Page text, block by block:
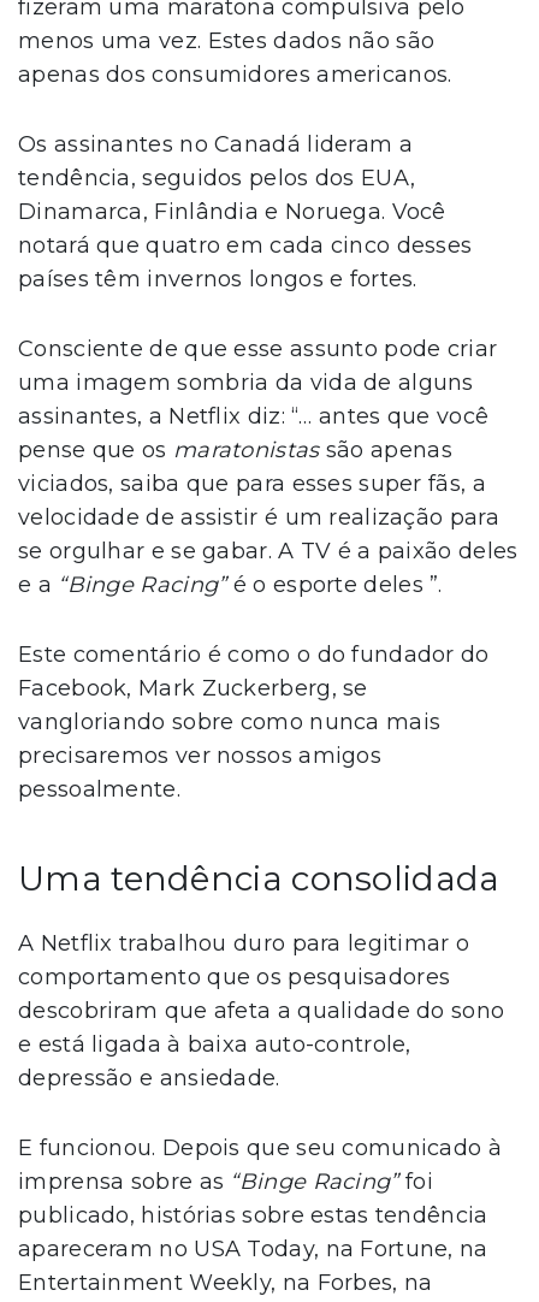
fizeram uma maratona compulsiva pelo
menos uma vez. Estes dados não são
apenas dos consumidores americanos.
Os assinantes no Canadá lideram a
tendência, seguidos pelos dos EUA,
Dinamarca, Finlândia e Noruega. Você
notará que quatro em cada cinco desses
países têm invernos longos e fortes.
Consciente de que esse assunto pode criar
uma imagem sombria da vida de alguns
assinantes, a Netflix diz: “… antes que você
pense que os maratonistassão apenas
viciados, saiba que para esses super fãs, a
velocidade de assistir é um realização para
se orgulhar e se gabar. A TV é a paixão deles
e a “Binge Racing”é o esporte deles ”.
Este comentário é como o do fundador do
Facebook, Mark Zuckerberg, se
vangloriando sobre como nunca mais
precisaremos ver nossos amigos
pessoalmente.
Uma tendência consolidada
A Netflix trabalhou duro para legitimar o
comportamento que os pesquisadores
descobriram que afeta a qualidade do sono
e está ligada à baixa auto-controle,
depressão e ansiedade.
E funcionou. Depois que seu comunicado à
imprensa sobre as “Binge Racing”foi
publicado, histórias sobre estas tendência
apareceram no USA Today, na Fortune, na
Entertainment Weekly, na Forbes, na